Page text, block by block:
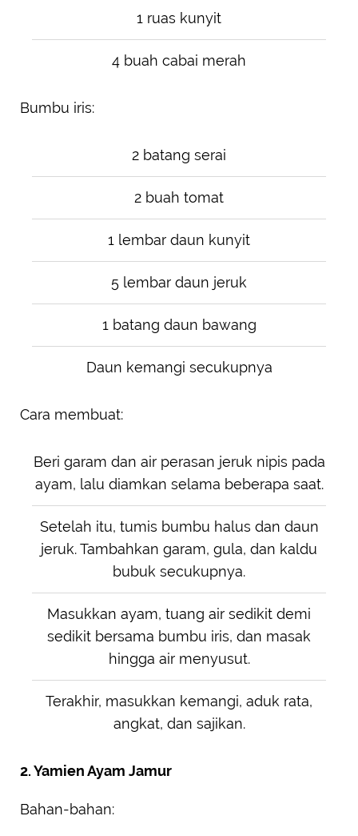
1 ruas kunyit
4 buah cabai merah
Bumbu iris:
2 batang serai
2 buah tomat
1 lembar daun kunyit
5 lembar daun jeruk
1 batang daun bawang
Daun kemangi secukupnya
Cara membuat:
Beri garam dan air perasan jeruk nipis pada
ayam, lalu diamkan selama beberapa saat.
Setelah itu, tumis bumbu halus dan daun
jeruk. Tambahkan garam, gula, dan kaldu
bubuk secukupnya.
Masukkan ayam, tuang air sedikit demi
sedikit bersama bumbu iris, dan masak
hingga air menyusut.
Terakhir, masukkan kemangi, aduk rata,
angkat, dan sajikan.
2. Yamien Ayam Jamur
Bahan-bahan: